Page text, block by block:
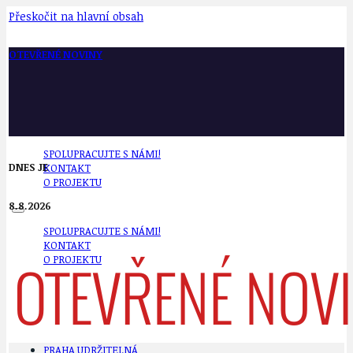
Přeskočit na hlavní obsah
OTEVŘENÉ NOVINY
SPOLUPRACUJTE S NÁMI!
KONTAKT
O PROJEKTU
SPOLUPRACUJTE S NÁMI!
KONTAKT
O PROJEKTU
DNES JE
8.8.2026
PRAHA UDRŽITELNÁ